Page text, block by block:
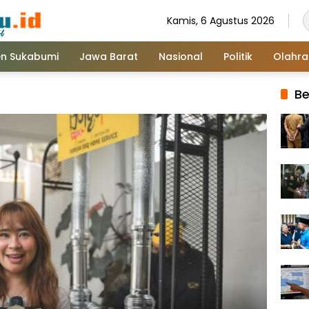
Kamis, 6 Agustus 2026
Sukabumi Jawa Barat Nasional Politik